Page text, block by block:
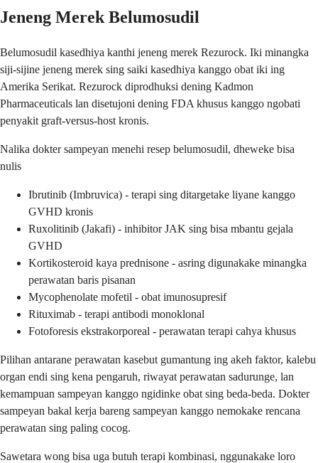
Jeneng Merek Belumosudil
Belumosudil kasedhiya kanthi jeneng merek Rezurock. Iki minangka
siji-sijine jeneng merek sing saiki kasedhiya kanggo obat iki ing
Amerika Serikat. Rezurock diprodhuksi dening Kadmon
Pharmaceuticals lan disetujoni dening FDA khusus kanggo ngobati
penyakit graft-versus-host kronis.
Nalika dokter sampeyan menehi resep belumosudil, dheweke bisa
nulis
Ibrutinib (Imbruvica) - terapi sing ditargetake liyane kanggo
GVHD kronis
Ruxolitinib (Jakafi) - inhibitor JAK sing bisa mbantu gejala
GVHD
Kortikosteroid kaya prednisone - asring digunakake minangka
perawatan baris pisanan
Mycophenolate mofetil - obat imunosupresif
Rituximab - terapi antibodi monoklonal
Fotoforesis ekstrakorporeal - perawatan terapi cahya khusus
Pilihan antarane perawatan kasebut gumantung ing akeh faktor, kalebu
organ endi sing kena pengaruh, riwayat perawatan sadurunge, lan
kemampuan sampeyan kanggo ngidinke obat sing beda-beda. Dokter
sampeyan bakal kerja bareng sampeyan kanggo nemokake rencana
perawatan sing paling cocog.
Sawetara wong bisa uga butuh terapi kombinasi, nggunakake loro